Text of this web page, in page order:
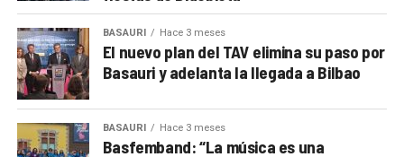
BASAURI Hace 3 meses
El nuevo plan del TAV elimina su paso por
Basauri y adelanta la llegada a Bilbao
BASAURI Hace 3 meses
Basfemband: “La música es una